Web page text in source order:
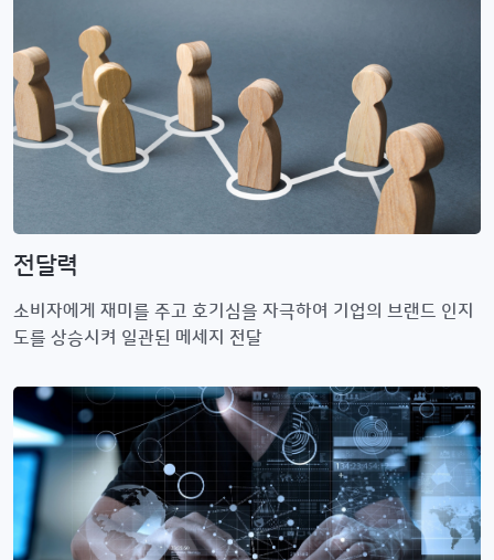
전달력
소비자에게 재미를 주고 호기심을 자극하여 기업의 브랜드 인지
도를 상승시켜 일관된 메세지 전달